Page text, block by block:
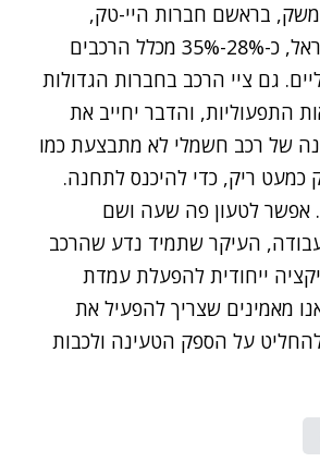
בראשם חברות היי-טק,
שמחזיקות ציי רכב וחניונים לשירות העובדים. לפי תחזיות השוק בישראל, כ-28%-35% מכלל הרכבים
או רכבים חשמליים. גם ציי הרכב בחברות הגדולות
התפעוליות, והדבר יחייב את
של רכב חשמלי לא מתבצעת כמו
כמעט ריק, כדי להיכנס לתחנה.
אפשר לטעון פה שעה ושם
העיקר שתמיד נדע שהרכב
ייחודית להפעלת עמדת
מאמינים שצריך להפעיל את
על הספק הטעינה ולכבות